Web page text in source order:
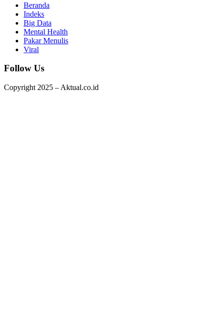
Beranda
Indeks
Big Data
Mental Health
Pakar Menulis
Viral
Follow Us
Copyright 2025 – Aktual.co.id